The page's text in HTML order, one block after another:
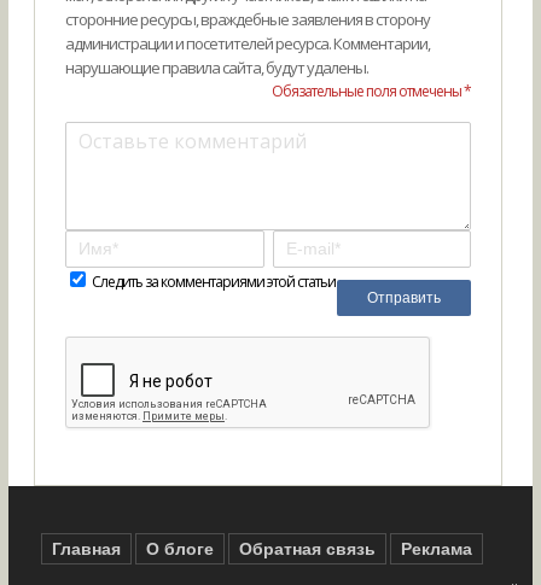
сторонние ресурсы, враждебные заявления в сторону
администрации и посетителей ресурса. Комментарии,
нарушающие правила сайта, будут удалены.
Обязательные поля отмечены *
Следить за комментариями этой статьи
Главная О блоге Обратная связь Реклама